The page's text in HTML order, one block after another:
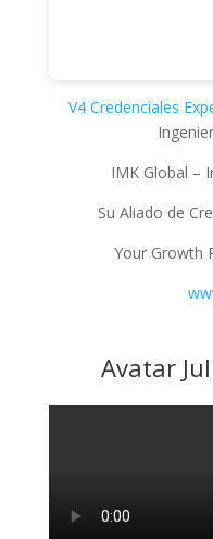
V4 Credenciales
IMK Global –
Su Aliado de
Your Growth
Avatar